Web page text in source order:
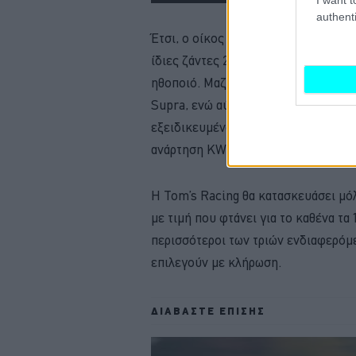
Έτσι, ο οίκος Tom’s Racing και το
ίδιες ζάντες 20 ιντσών της BBS
ηθοποιό. Μαζί, της τοποθέτησαν
Supra, ενώ αύξησαν την ισχύ του
εξειδικευμένου Power Box- στους
ανάρτηση KW V3.
H Tom’s Racing θα κατασκευάσει
με τιμή που φτάνει για το καθένα
περισσότεροι των τριών
επιλεγούν με κλήρωση.
ΔΙΑΒΑΣΤΕ ΕΠΙΣΗΣ